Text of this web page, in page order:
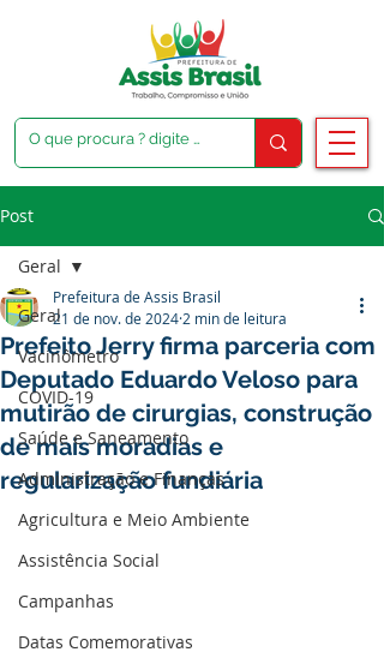
Post
Geral
Vacinômetro
COVID-19
Saúde e Saneamento
Administração e Finanças
Agricultura e Meio Ambiente
Assistência Social
Campanhas
Datas Comemorativas
Geral
Prefeito Jerry firma parceria com
Deputado Eduardo Veloso para
mutirão de cirurgias, construção
de mais moradias e
regularização fundiária
Prefeitura de Assis Brasil
21 de nov. de 2024 2 min de leitura